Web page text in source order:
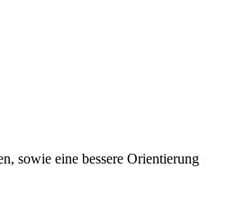
sowie eine bessere Orientierung